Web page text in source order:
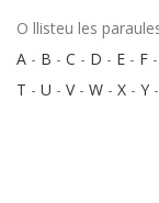
O llisteu les
A - B - C - D - E - F -
T - U - V- W - X - Y -